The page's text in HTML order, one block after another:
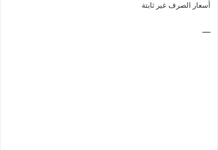
أسعار الصرف غير ثابتة
ــــ